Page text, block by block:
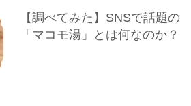
【調べてみた】SNSで話題の
「マコモ湯」とは何なのか？